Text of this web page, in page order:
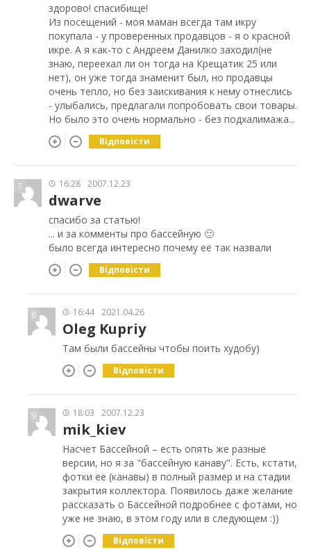
здорово! спасибище!
Из посещений - моя маман всегда там икру
покупала - у проверенных продавцов - я о красной
икре. А я как-то с Андреем Данилко заходил(не
знаю, переехал ли он тогда на Крещатик 25 или
нет), он уже тогда знаменит был, но продавцы
очень тепло, но без заискивания к нему отнеслись
- улыбались, предлагали попробовать свои товары.
Но было это очень нормально - без подхалимажа...
Відповісти
7 16:28 2007.12.23
dwarve
спасибо за статью!
... и за комменты про бассейную 🙂
было всегда интересно почему её так назвали
Відповісти
8 16:44 2021.04.26
Oleg Kupriy
Там были бассейны чтобы поить худобу)
Відповісти
9 18:03 2007.12.23
mik_kiev
Насчет Бассейной – есть опять же разные
версии, но я за "бассейную канаву". Есть, кстати,
фотки ее (канавы) в полный размер и на стадии
закрытия коллектора. Появилось даже желание
рассказать о Бассейной подробнее с фотами, но
уже не знаю, в этом году или в следующем :))
Відповісти